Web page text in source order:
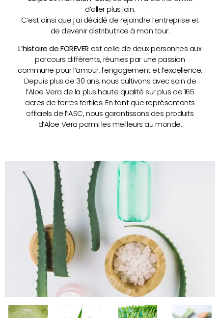
d’aller plus loin.
C’est ainsi que j’ai décidé de rejoindre l’entreprise et
de devenir distributrice à mon tour.
L’histoire de FOREVER est celle de deux personnes aux
parcours différents, réunies par une passion
commune pour l’amour, l’engagement et l’excellence.
Depuis plus de 30 ans, nous cultivons avec soin de
l’Aloe Vera de la plus haute qualité sur plus de 165
acres de terres fertiles. En tant que représentants
officiels de l’IASC, nous garantissons des produits
d’Aloe Vera parmi les meilleurs au monde.